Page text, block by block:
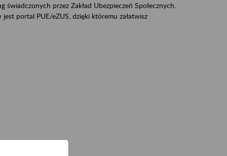
przez Zakład Ubezpieczeń Społecznych.
portal PUE/eZUS, dzięki któremu załatwisz